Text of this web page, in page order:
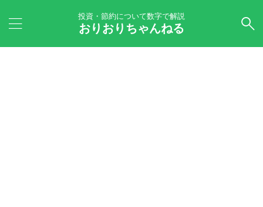
投資・節約について数字で解説
おりおりちゃんねる